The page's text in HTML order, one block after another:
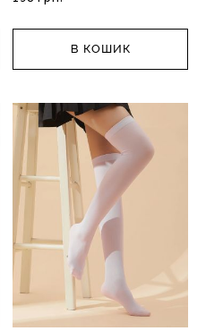
В КОШИК